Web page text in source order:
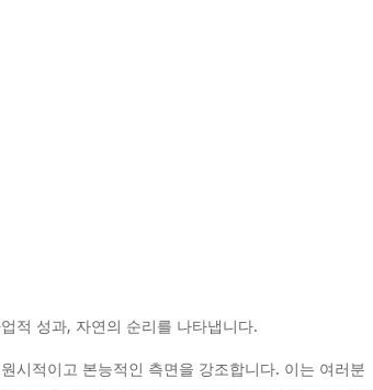
적 성과, 자연의 순리를 나타냅니다.
시적이고 본능적인 측면을 강조합니다. 이는 여러분